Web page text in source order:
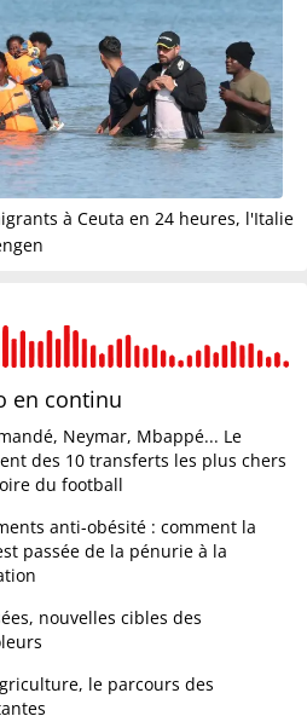
à Ceuta en 24 heures, l'Italie
en continu
Neymar, Mbappé... Le
des 10 transferts les plus chers
du football
anti-obésité : comment la
passée de la pénurie à la
nouvelles cibles des
le parcours des